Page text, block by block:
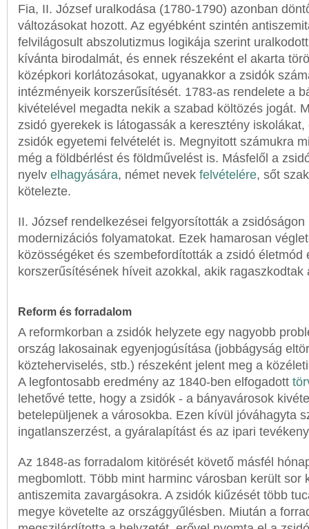
Fia, II. József uralkodása (1780-1790) azonban
változásokat hozott. Az egyébként szintén
felvilágosult abszolutizmus logikája szerint
kívánta birodalmát, és ennek részeként el akarta
középkori korlátozásokat, ugyanakkor a zsidók
intézményeik korszerűsítését. 1783-as rendelete a
kivételével megadta nekik a szabad költözés jogát.
zsidó gyerekek is látogassák a keresztény
zsidók egyetemi felvételét is. Megnyitott számukra
még a földbérlést és földművelést is. Másfelől a
nyelv elhagyására, német nevek felvételére, sőt
kötelezte.
II. József rendelkezései felgyorsították a
modernizációs folyamatokat. Ezek hamarosan
közösségéket és szembefordították a zsidó életmód
korszerűsítésének híveit azokkal, akik ragaszkodtak
Reform és forradalom
A reformkorban a zsidók helyzete egy nagyobb
ország lakosainak egyenjogúsítása (jobbágyság
közteherviselés, stb.) részeként jelent meg a
A legfontosabb eredmény az 1840-ben elfogadott
lehetővé tette, hogy a zsidók - a bányavárosok
betelepüljenek a városokba. Ezen kívül jóváhagyta
ingatlanszerzést, a gyáralapítást és az ipari
Az 1848-as forradalom kitörését követő másfél
megbomlott. Több mint harminc városban került sor
antiszemita zavargásokra. A zsidók kiűzését több
megye követelte az országgyűlésben. Miután a